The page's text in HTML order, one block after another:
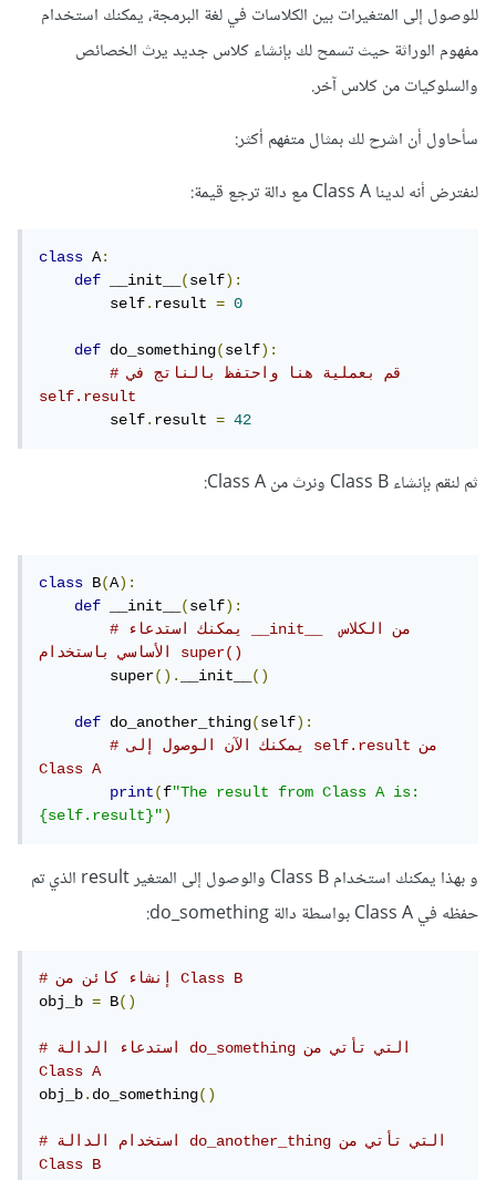
للوصول إلى المتغيرات بين الكلاسات في لغة البرمجة، يمكنك استخدام
مفهوم الوراثة حيث تسمح لك بإنشاء كلاس جديد يرث الخصائص
والسلوكيات من كلاس آخر.
سأحاول أن اشرح لك بمثال متفهم أكثر:
لنفترض أنه لدينا Class A مع دالة ترجع قيمة:
class A:
def
__init__(self):
self.result = 0
def do_something(self):
# قم بعملية هنا واحتفظ بالناتج في
self.result
self.result = 42
ثم لنقم بإنشاء Class B ونرث من Class A:
class B(A):
def
__init__(self):
# يمكنك استدعاء __init__ من الكلاس
الأساسي باستخدام super()
super(). __init__()
def do_another_thing(self):
# يمكنك الآن الوصول إلى self.result من
Class A
print(f"The result from Class A is:
{self.result}")
و بهذا يمكنك استخدام Class B والوصول إلى المتغير result الذي تم
حفظه في Class A بواسطة دالة do_something:
# إنشاء كائن من Class B
obj_b = B()
# استدعاء الدالة do_something التي تأتي من
Class A
obj_b.do_something()
# استخدام الدالة do_another_thing التي تأتي من
Class B